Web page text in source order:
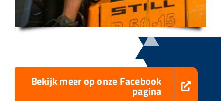
Bekijk meer op onze Facebook
pagina